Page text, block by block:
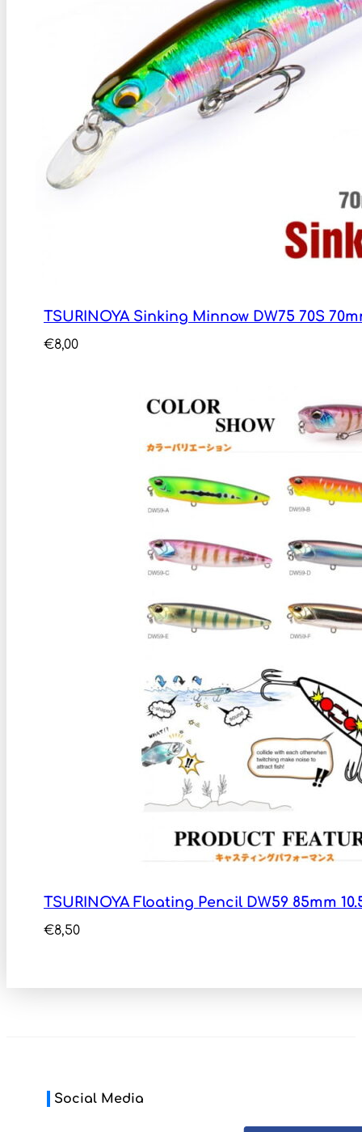
TSURINOYA Sinking Minnow DW75 70S
€8,00
TSURINOYA Floating Pencil DW59 85mm
€8,50
Social Media